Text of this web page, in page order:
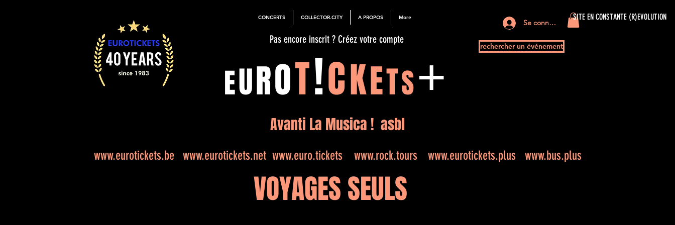
CONCERTS COLLECTOR.CITY A PROPOS More SITE EN CONSTANTE (R)EVOLUTION
Pas encore inscrit ? Créez votre compte
EUROT!CKETS+
Se connecter
rechercher un événement
Avanti La Musica ! asbl
www.eurotickets.be www.eurotickets.net www.euro.tickets www.rock.tours www.eurotickets.plus www.bus.plus
VOYAGES SEULS